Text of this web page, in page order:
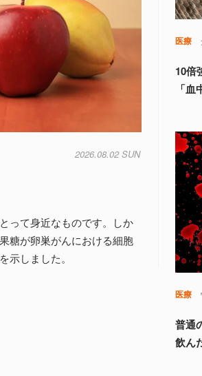
2026.08.02 SUN
って身近なものです。しか
糖が卵巣がんにおける細胞
示しました。
医療
10倍
「
医療
普通
飲ん